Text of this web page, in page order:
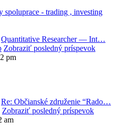
spoluprace - trading , investing
Quantitative Researcher — Int…
Zobraziť posledný príspevok
pm
Re: Občianské združenie “Rado…
Zobraziť posledný príspevok
am